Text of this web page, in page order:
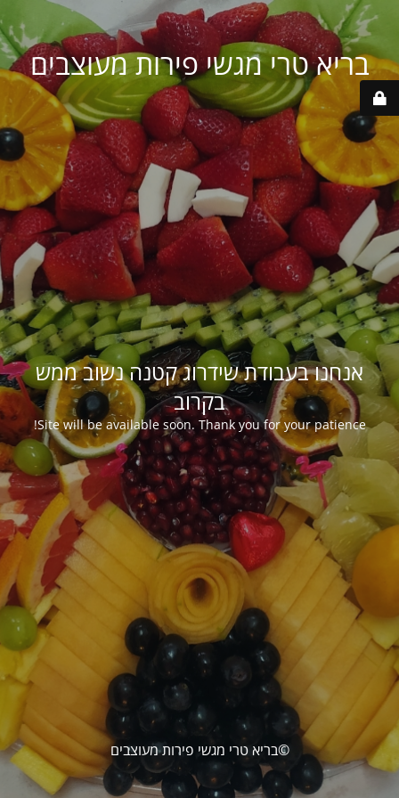
בריא טרי מגשי פירות מעוצבים
אנחנו בעבודת שידרוג קטנה נשוב ממש
בקרוב
Site will be available soon. Thank you for your patience!
©בריא טרי מגשי פירות מעוצבים